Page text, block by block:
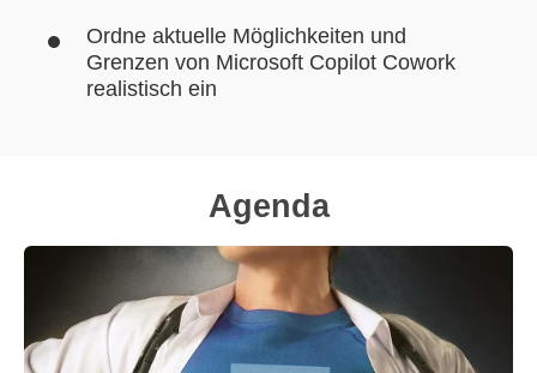
Ordne aktuelle Möglichkeiten und
Grenzen von Microsoft Copilot Cowork
realistisch ein
Agenda